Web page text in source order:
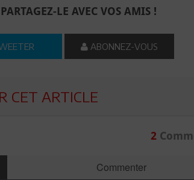
LE AVEC VOS AMIS !
ABONNEZ-VOUS
CET ARTICLE
2
Commenter